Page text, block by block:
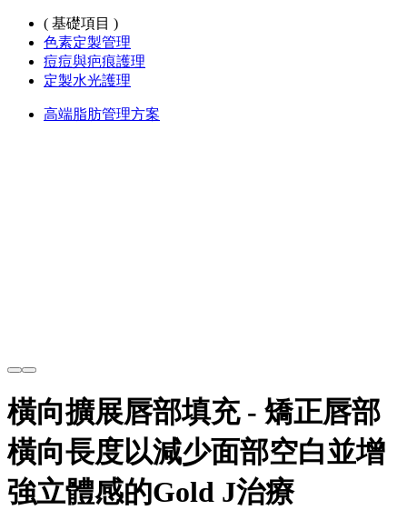
( 基礎項目 )
色素定製管理
痘痘與疤痕護理
定製水光護理
高端脂肪管理方案
橫向擴展唇部填充 - 矯正唇部
橫向長度以減少面部空白並增
強立體感的Gold J治療